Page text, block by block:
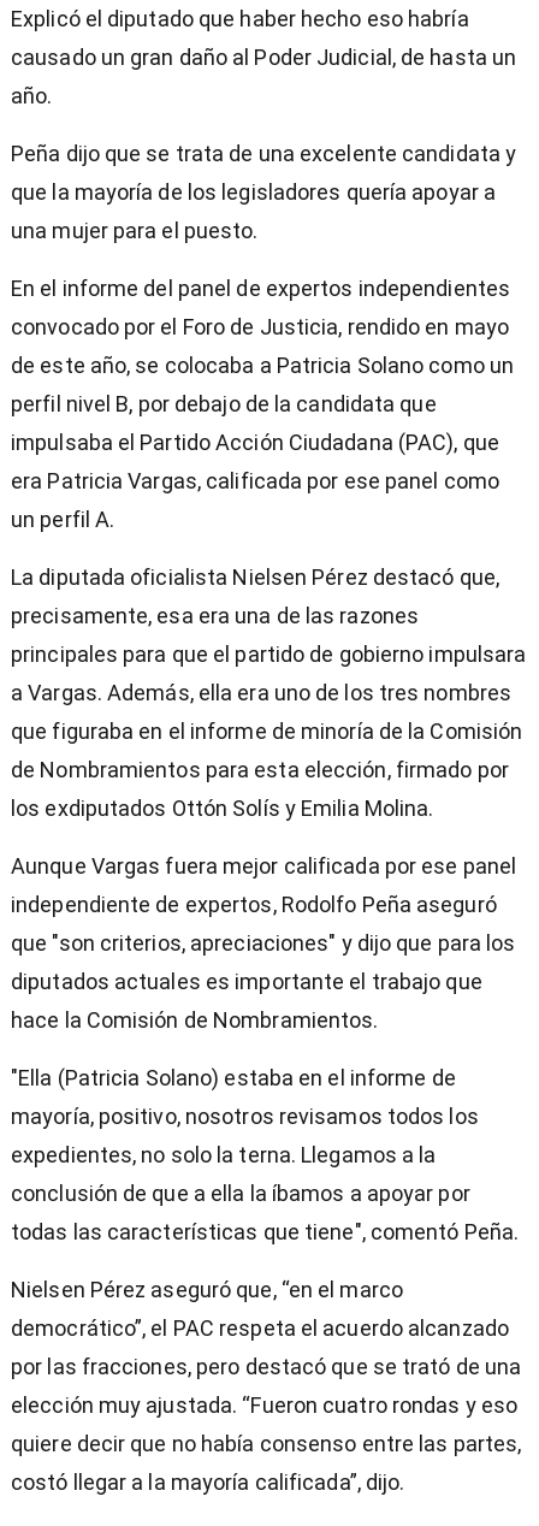
Explicó el diputado que haber hecho eso habría
causado un gran daño al Poder Judicial, de hasta un
año.
Peña dijo que se trata de una excelente candidata y
que la mayoría de los legisladores quería apoyar a
una mujer para el puesto.
En el informe del panel de expertos independientes
convocado por el Foro de Justicia, rendido en mayo
de este año, se colocaba a Patricia Solano como un
perfil nivel B, por debajo de la candidata que
impulsaba el Partido Acción Ciudadana (PAC), que
era Patricia Vargas, calificada por ese panel como
un perfil A.
La diputada oficialista Nielsen Pérez destacó que,
precisamente, esa era una de las razones
principales para que el partido de gobierno impulsara
a Vargas. Además, ella era uno de los tres nombres
que figuraba en el informe de minoría de la Comisión
de Nombramientos para esta elección, firmado por
los exdiputados Ottón Solís y Emilia Molina.
Aunque Vargas fuera mejor calificada por ese panel
independiente de expertos, Rodolfo Peña aseguró
que "son criterios, apreciaciones" y dijo que para los
diputados actuales es importante el trabajo que
hace la Comisión de Nombramientos.
"Ella (Patricia Solano) estaba en el informe de
mayoría, positivo, nosotros revisamos todos los
expedientes, no solo la terna. Llegamos a la
conclusión de que a ella la íbamos a apoyar por
todas las características que tiene", comentó Peña.
Nielsen Pérez aseguró que, “en el marco
democrático”, el PAC respeta el acuerdo alcanzado
por las fracciones, pero destacó que se trató de una
elección muy ajustada. “Fueron cuatro rondas y eso
quiere decir que no había consenso entre las partes,
costó llegar a la mayoría calificada”, dijo.